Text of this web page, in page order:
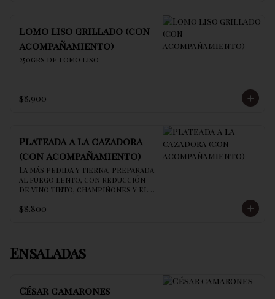
Lomo liso grillado (con
acompañamiento)
250grs de lomo liso
$8.900
Plateada a la cazadora
(con acompañamiento)
La más pedida y tierna, preparada
al fuego lento, con reducción
de vino tinto, champiñones y el
$8.800
Ensaladas
César camarones